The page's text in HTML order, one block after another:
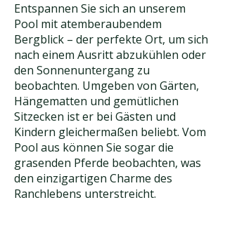
Entspannen Sie sich an unserem
Pool mit atemberaubendem
Bergblick – der perfekte Ort, um sich
nach einem Ausritt abzukühlen oder
den Sonnenuntergang zu
beobachten. Umgeben von Gärten,
Hängematten und gemütlichen
Sitzecken ist er bei Gästen und
Kindern gleichermaßen beliebt. Vom
Pool aus können Sie sogar die
grasenden Pferde beobachten, was
den einzigartigen Charme des
Ranchlebens unterstreicht.